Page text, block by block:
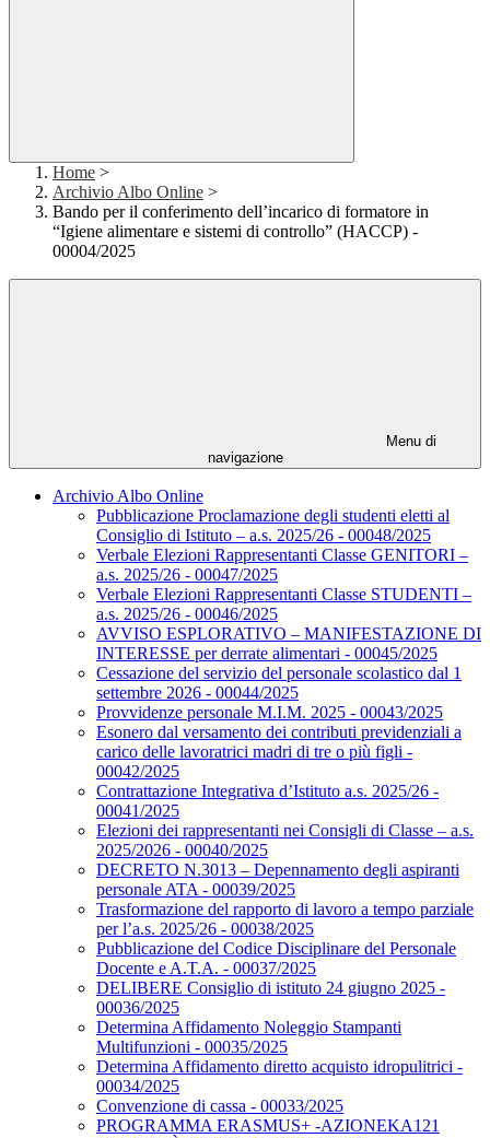
Home >
Archivio Albo Online >
Bando per il conferimento dell’incarico di formatore in
“Igiene alimentare e sistemi di controllo” (HACCP) -
00004/2025
Menu di
navigazione
Archivio Albo Online
Pubblicazione Proclamazione degli studenti eletti al
Consiglio di Istituto – a.s. 2025/26 - 00048/2025
Verbale Elezioni Rappresentanti Classe GENITORI –
a.s. 2025/26 - 00047/2025
Verbale Elezioni Rappresentanti Classe STUDENTI –
a.s. 2025/26 - 00046/2025
AVVISO ESPLORATIVO – MANIFESTAZIONE DI
INTERESSE per derrate alimentari - 00045/2025
Cessazione del servizio del personale scolastico dal 1
settembre 2026 - 00044/2025
Provvidenze personale M.I.M. 2025 - 00043/2025
Esonero dal versamento dei contributi previdenziali a
carico delle lavoratrici madri di tre o più figli -
00042/2025
Contrattazione Integrativa d’Istituto a.s. 2025/26 -
00041/2025
Elezioni dei rappresentanti nei Consigli di Classe – a.s.
2025/2026 - 00040/2025
DECRETO N.3013 – Depennamento degli aspiranti
personale ATA - 00039/2025
Trasformazione del rapporto di lavoro a tempo parziale
per l’a.s. 2025/26 - 00038/2025
Pubblicazione del Codice Disciplinare del Personale
Docente e A.T.A. - 00037/2025
DELIBERE Consiglio di istituto 24 giugno 2025 -
00036/2025
Determina Affidamento Noleggio Stampanti
Multifunzioni - 00035/2025
Determina Affidamento diretto acquisto idropulitrici -
00034/2025
Convenzione di cassa - 00033/2025
PROGRAMMA ERASMUS+ -AZIONEKA121